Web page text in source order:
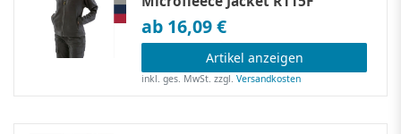
ab 16,09 €
Artikel anzeigen
inkl. ges. MwSt. zzgl.Versandkosten